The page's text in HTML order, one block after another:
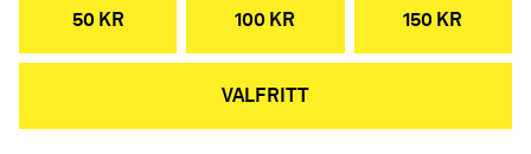
50 KR 100 KR 150 KR
VALFRITT